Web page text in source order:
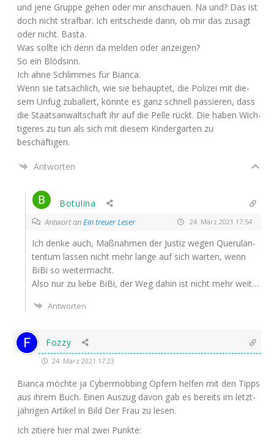
und jene Grup­pe gehen oder mir anschau­en. Na und? Das ist
doch nicht straf­bar. Ich ent­schei­de dann, ob mir das zusagt
oder nicht. Basta.
Was soll­te ich denn da mel­den oder anzeigen?
So ein Blödsinn.
Ich ahne Schlim­mes für Bianca.
Wenn sie tat­säch­lich, wie sie behaup­tet, die Poli­zei mit die­
sem Unfug zubal­lert, könn­te es ganz schnell pas­sie­ren, dass
die Staats­an­walt­schaft ihr auf die Pel­le rückt. Die haben Wich­
ti­ge­res zu tun als sich mit die­sem Kin­der­gar­ten zu
beschäftigen.
Antworten
Botulina
Antwort anEin treuer Leser 24. März 2021 17:54
Ich den­ke auch, Maß­nah­men der Jus­tiz wegen Que­ru­lan­
ten­tum las­sen nicht mehr lan­ge auf sich war­ten, wenn
BiBi so weitermacht.
Also nur zu lie­be BiBi, der Weg dahin ist nicht mehr weit…
Antworten
Fozzy
24. März 2021 17:23
Bian­ca möch­te ja Cyber­mob­bing Opfern hel­fen mit den Tipps
aus ihrem Buch. Einen Aus­zug davon gab es bereits im letzt­
jäh­ri­gen Arti­kel in Bild Der Frau zu lesen.
Ich zitie­re hier mal zwei Punkte: